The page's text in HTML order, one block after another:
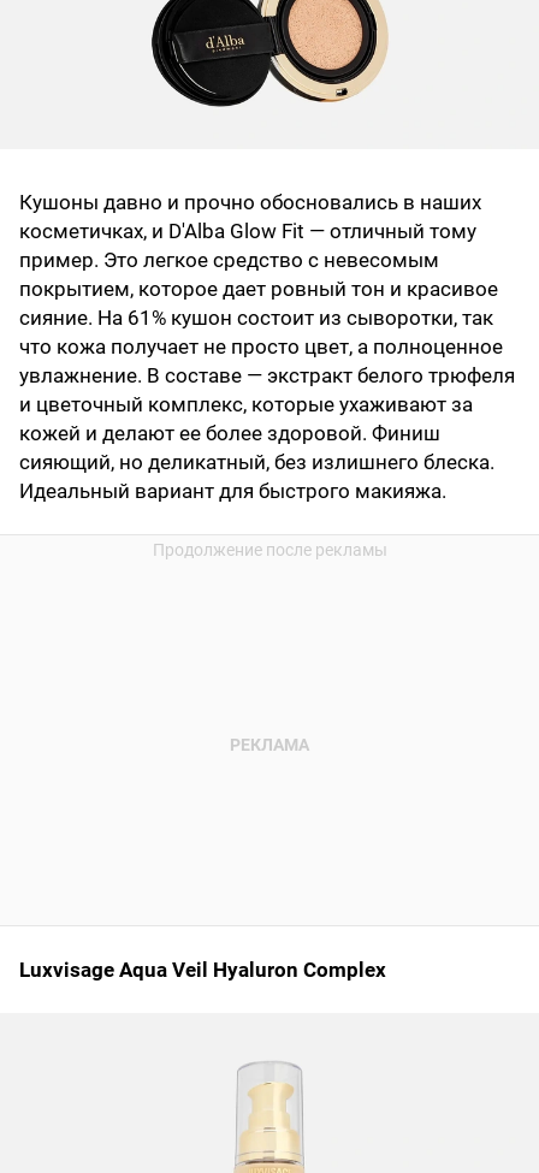
Кушоны давно и прочно обосновались в наших
косметичках, и D'Alba Glow Fit — отличный тому
пример. Это легкое средство с невесомым
покрытием, которое дает ровный тон и красивое
сияние. На 61% кушон состоит из сыворотки, так
что кожа получает не просто цвет, а полноценное
увлажнение. В составе — экстракт белого трюфеля
и цветочный комплекс, которые ухаживают за
кожей и делают ее более здоровой. Финиш
сияющий, но деликатный, без излишнего блеска.
Идеальный вариант для быстрого макияжа.
Luxvisage Aqua Veil Hyaluron Complex